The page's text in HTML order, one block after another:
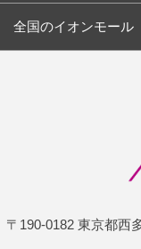
全国のイオンモール
〒190-0182 東京都西